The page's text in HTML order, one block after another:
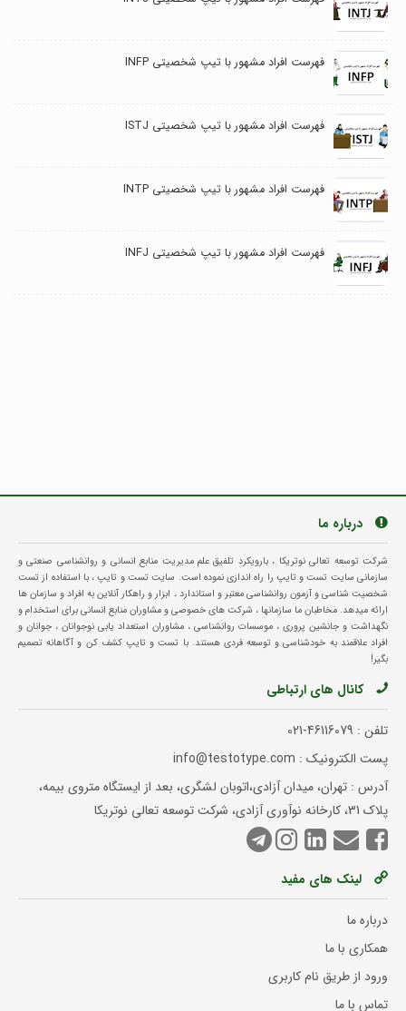
فهرست افراد مشهور با تیپ شخصیتی INFP
فهرست افراد مشهور با تیپ شخصیتی ISTJ
فهرست افراد مشهور با تیپ شخصیتی INTP
فهرست افراد مشهور با تیپ شخصیتی INFJ
درباره ما
شرکت توسعه تعالی نوتریکا ، بارویکرد تلفیق علم مدیریت منابع انسانی و روانشناسی صنعتی و
سازمانی سایت تست و تایپ را راه اندازی نموده است. سایت تست و تایپ ، با استفاده از تست
شخصیت شناسی و آزمون روانشناسی معتبر و استاندارد ، ابزار و راهکار آنلاین به افراد و سازمان ها
ارائه میدهد. مخاطبان ما سازمانها ، شرکت های خصوصی و مشاوران منابع انسانی برای استخدام و
نگهداشت و جانشین پروری ، موسسات روانشناسی ، مشاوران استعداد یابی نوجوانان ، جوانان و
افراد علاقمند به خودشناسی و توسعه فردی هستند. با تست و تایپ کشف کن و آگاهانه تصمیم
بگیر!
کانال های ارتباطی
تلفن : 021-46116079
پست الکترونیک : info@testotype.com
آدرس : تهران، میدان آزادی،اتوبان لشگری، بعد از ایستگاه متروی بیمه،
پلاک 31، کارخانه نوآوری آزادی، شرکت توسعه تعالی نوتریکا
لینک های مفید
درباره ما
همکاری با ما
ورود از طریق نام کاربری
تماس با ما